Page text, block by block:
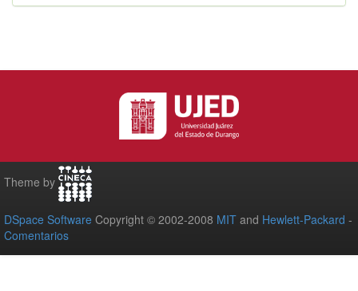
Theme by
DSpace Software Copyright © 2002-2008 MIT and Hewlett-Packard -
Comentarios